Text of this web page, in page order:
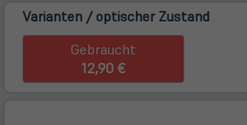
Varianten / optischer Zustand
Gebraucht
12,90 €